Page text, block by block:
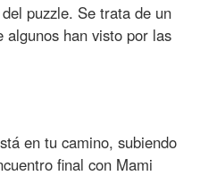
del puzzle. Se trata de un
algunos han visto por las
en tu camino, subiendo
final con Mami